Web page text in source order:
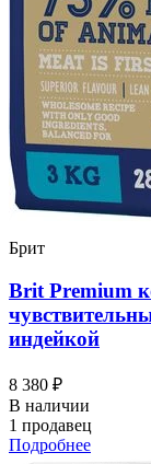
Брит
Brit Premium
индейкой
8 380 ₽
В наличии
1 продавец
Подробнее